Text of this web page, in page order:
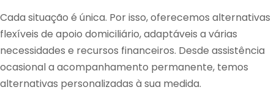
Cada situação é única. Por isso, oferecemos alternativas
flexíveis de apoio domiciliário, adaptáveis a várias
necessidades e recursos financeiros. Desde assistência
ocasional a acompanhamento permanente, temos
alternativas personalizadas à sua medida.